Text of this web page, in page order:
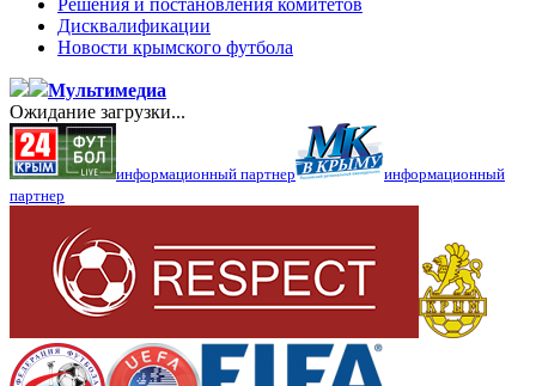
Решения и постановления комитетов
Дисквалификации
Новости крымского футбола
Мультимедиа
Ожидание загрузки...
информационный партнер
информационный
партнер